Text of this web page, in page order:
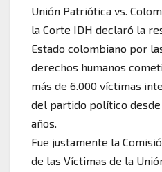
Unión Patriótica vs.
la Corte IDH declaró la
Estado colombiano por
derechos humanos
más de 6.000 víctimas
del partido político desde
años.
Fue justamente la
de las Víctimas de la